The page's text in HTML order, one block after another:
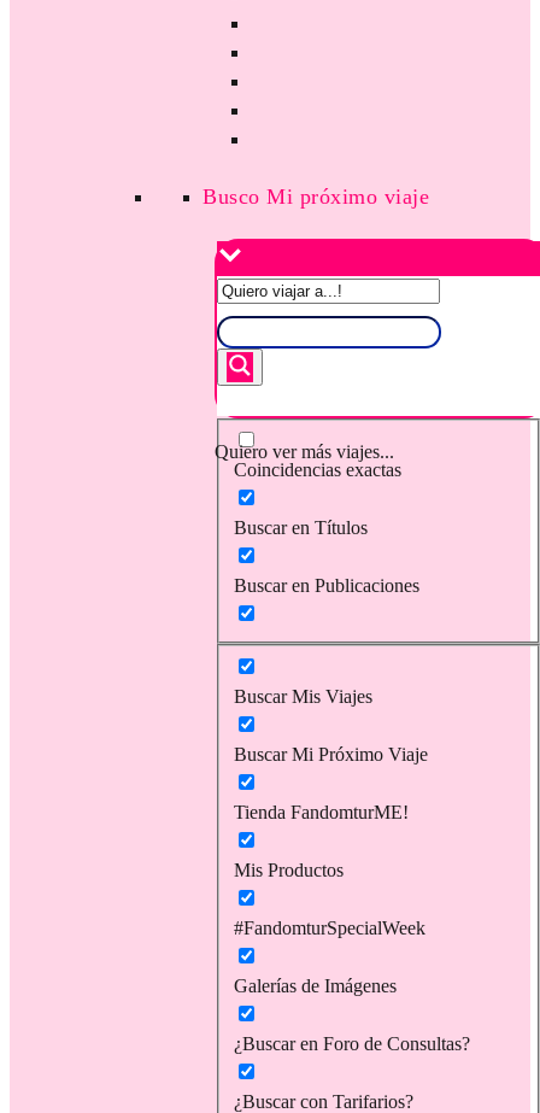
Busco Mi próximo viaje
Quiero ver más viajes...
Coincidencias exactas
Buscar en Títulos
Buscar en Publicaciones
Buscar Mis Viajes
Buscar Mi Próximo Viaje
Tienda FandomturME!
Mis Productos
#FandomturSpecialWeek
Galerías de Imágenes
¿Buscar en Foro de Consultas?
¿Buscar con Tarifarios?